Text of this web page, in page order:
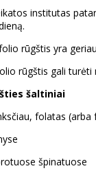
institutas
rūgštis yra
rūgštis gali
šaltiniai
folatas
špinatuose